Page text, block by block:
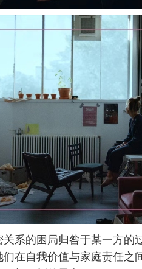
系的困局归咎于某一方的
在自我价值与家庭责任之